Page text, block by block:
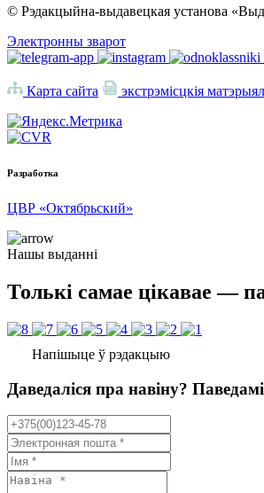
© Рэдакцыйна-выдавецкая установа
Электронны зварот
Карта сайта экстрэмісцкія
Разработка
ЦВР «Октябрьский»
Нашы выданні
Толькі самае цікавае —
Напішыце ў рэдакцыю
Даведаліся пра навіну?